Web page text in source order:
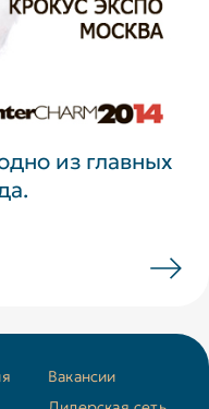
из главных
Вакансии